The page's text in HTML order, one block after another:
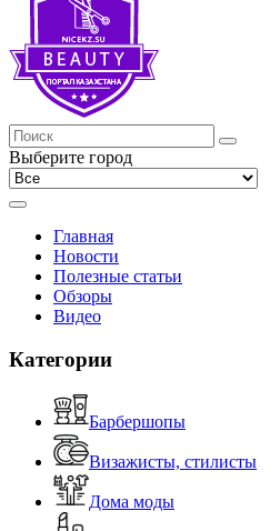
Выберите город
Главная
Новости
Полезные статьи
Обзоры
Видео
Категории
Барбершопы
Визажисты, стилисты
Дома моды